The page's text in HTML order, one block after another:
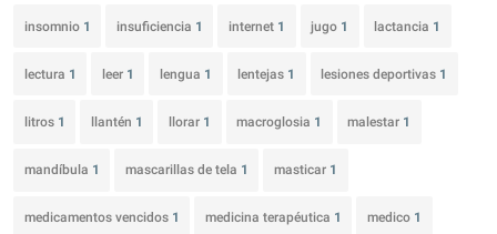
insomnio 1 insuficiencia 1 internet 1 jugo 1 lactancia 1
lectura 1 leer 1 lengua 1 lentejas 1 lesiones deportivas 1
litros 1 llantén 1 llorar 1 macroglosia 1 malestar 1
mandíbula 1 mascarillas de tela 1 masticar 1
medicamentos vencidos 1 medicina terapéutica 1 medico 1